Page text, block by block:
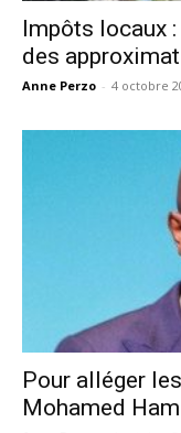
Impôts locaux
des
Anne Perzo - 4 octobre
Pour alléger
Mohamed